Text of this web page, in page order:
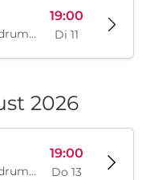
Vidas Art Arena, Kolodrum, Borisova gradina, Sofia, BG
19:00
Di 11
2026
Vidas Art Arena, Kolodrum, Borisova gradina, Sofia, BG
19:00
Do 13